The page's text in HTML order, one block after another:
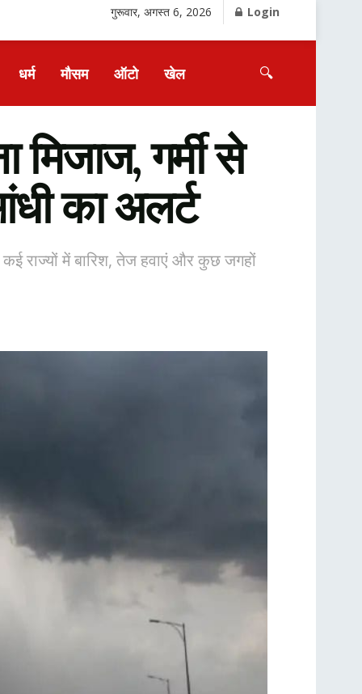
गुरूवार, अगस्त 6, 2026 Login
धर्म मौसम ऑटो खेल 🔍
गर्मी से
का अलर्ट
राज्यों में बारिश, तेज हवाएं और कुछ जगहों